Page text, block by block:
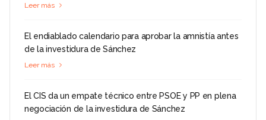
Leer más
El endiablado calendario para aprobar la amnistía antes
de la investidura de Sánchez
Leer más
El CIS da un empate técnico entre PSOE y PP en plena
negociación de la investidura de Sánchez